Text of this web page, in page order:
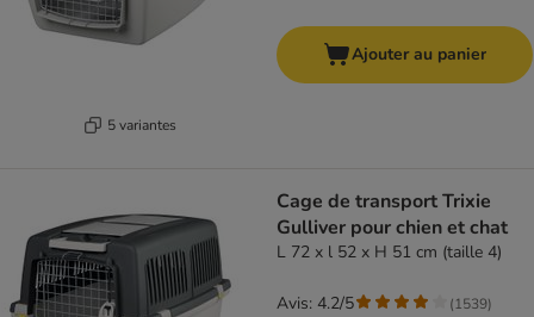
5 variantes
Ajouter au panier
Cage de transport Trixie
Gulliver pour chien et chat
L 72 x l 52 x H 51 cm (taille 4)
Avis: 4.2/5 (1539)